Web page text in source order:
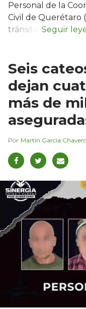
Personal de la
Civil de Querétaro
tránsito.
Seis
dejan
más de
Martín García